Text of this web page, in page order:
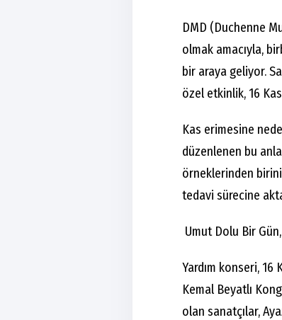
DMD (Duchenne
olmak amacıyla,
bir araya geliyor.
özel etkinlik, 16
Kas erimesine
düzenlenen bu
örneklerinden birini
tedavi sürecine
Umut Dolu Bir Gün,
Yardım konseri, 16
Kemal Beyatlı
olan sanatçılar,